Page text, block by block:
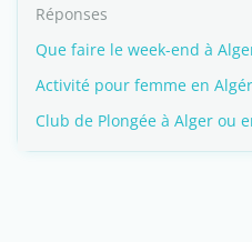
Réponses
Que faire le week-end à
Activité pour femme en
Club de Plongée à Alger ou